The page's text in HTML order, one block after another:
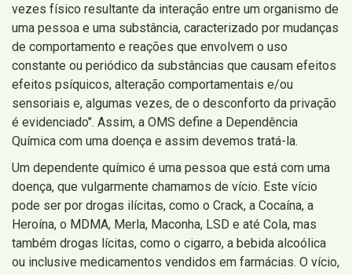
vezes físico resultante da interação entre um organismo de
uma pessoa e uma substância, caracterizado por mudanças
de comportamento e reações que envolvem o uso
constante ou periódico da substâncias que causam efeitos
efeitos psíquicos, alteração comportamentais e/ou
sensoriais e, algumas vezes, de o desconforto da privação
é evidenciado". Assim, a OMS define a Dependência
Química com uma doença e assim devemos tratá-la.
Um dependente químico é uma pessoa que está com uma
doença, que vulgarmente chamamos de vício. Este vício
pode ser por drogas ilícitas, como o Crack, a Cocaína, a
Heroína, o MDMA, Merla, Maconha, LSD e até Cola, mas
também drogas lícitas, como o cigarro, a bebida alcoólica
ou inclusive medicamentos vendidos em farmácias. O vício,